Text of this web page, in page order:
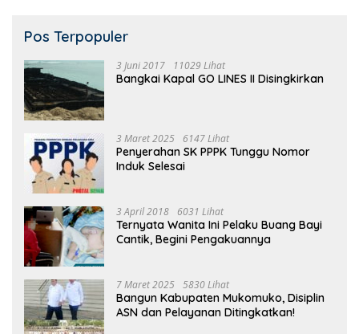
Pos Terpopuler
3 Juni 2017 11029 Lihat
Bangkai Kapal GO LINES II Disingkirkan
3 Maret 2025 6147 Lihat
Penyerahan SK PPPK Tunggu Nomor
Induk Selesai
3 April 2018 6031 Lihat
Ternyata Wanita Ini Pelaku Buang Bayi
Cantik, Begini Pengakuannya
7 Maret 2025 5830 Lihat
Bangun Kabupaten Mukomuko, Disiplin
ASN dan Pelayanan Ditingkatkan!